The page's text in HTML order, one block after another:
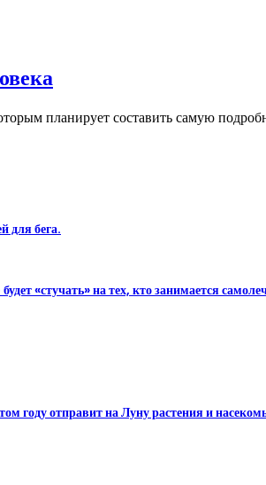
планирует составить самую
для бега.
«стучать» на тех, кто занимается
году отправит на Луну растения и